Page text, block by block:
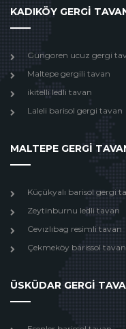
KADIKÖY GERGİ
Gungoren ucuz gergi
Maltepe gergili tavan
ikitelli ledli tavan
Laleli barisol gergi tavan
MALTEPE GERGİ
Küçükyalı barisol gergi
Zeytinburnu ledli tavan
Cevızlıbag resimli tavan
Çekmeköy barissol tavan
ÜSKÜDAR GERGİ